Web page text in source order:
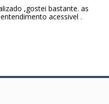
,gostei bastante. as
acessivel .